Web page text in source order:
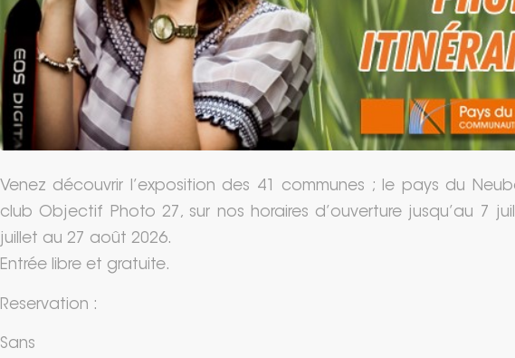
Venez découvrir l’exposition des 41 communes ; le pays du
club Objectif Photo 27, sur nos horaires d’ouverture jusqu’au 7
juillet au 27 août 2026.
Entrée libre et gratuite.
Reservation :
Sans